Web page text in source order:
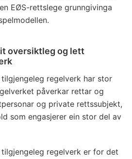
EØS-rettslege grunngivinga
oversiktleg og lett
regelverk har stor
påverkar rettar og
og private rettssubjekt,
som engasjerer ein stor del av
regelverk er for det